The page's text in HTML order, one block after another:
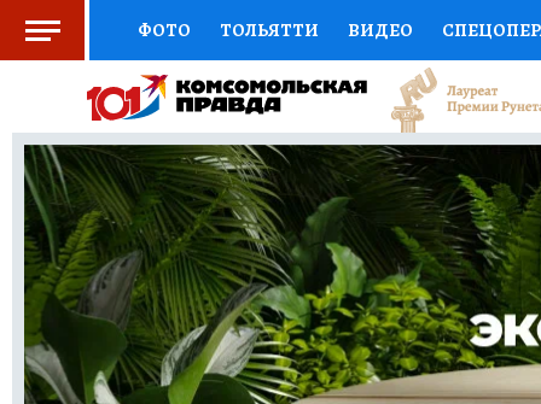
ФОТО ТОЛЬЯТТИ ВИДЕО
СОЦПОДДЕРЖКА НАУКА СПОРТ
ВЫБОР ЭКСПЕРТОВ ДОКТОР
КНИЖНАЯ ПОЛКА ПРОГНОЗЫ НА СПОРТ
ПРЕСС-ЦЕНТР НЕДВИЖИМОСТЬ
КОЛЛЕКЦИИ КП РЕКЛАМА